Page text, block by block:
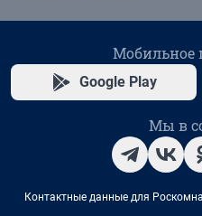
Мобильное
Google Play
Мы в
Контактные данные для